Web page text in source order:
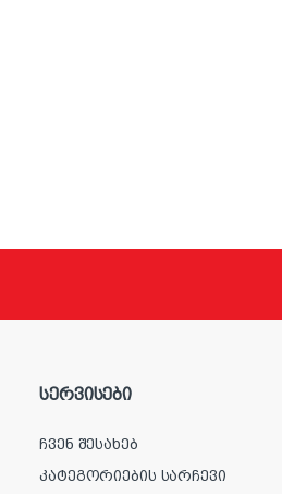
სერვისები
ჩვენ შესახებ
კატეგორიების სარჩევი